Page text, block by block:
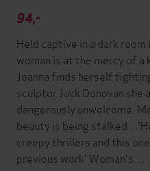
94,-
Held captive in a dark
woman is at the mercy of
Joanna finds herself
sculptor Jack Donovan she
dangerously unwelcome.
beauty is being stalked
creepy thrillers and this
previous work' Woman's…